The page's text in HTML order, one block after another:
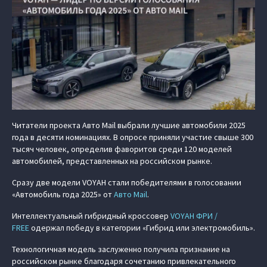
Читатели проекта Авто Mail выбрали лучшие автомобили 2025
года в десяти номинациях. В опросе приняли участие свыше 300
тысяч человек, определив фаворитов среди 120 моделей
автомобилей, представленных на российском рынке.
Сразу две модели VOYAH стали победителями в голосовании
«Автомобиль года 2025» отАвто Mail.
Интеллектуальный гибридный кроссовер VOYAH ФРИ /
FREEодержал победу в категории «Гибрид или электромобиль».
Технологичная модель заслуженно получила признание на
российском рынке благодаря сочетанию привлекательного